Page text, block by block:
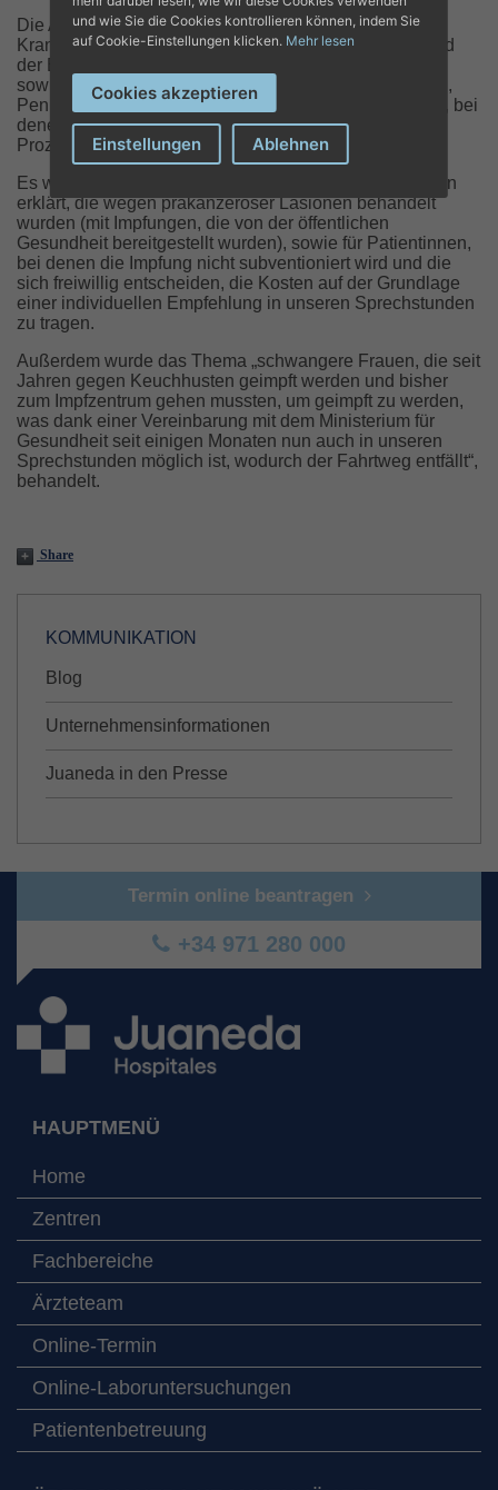
Die Aktualisierungsveranstaltung, die im Juaneda
Krankenhaus stattfand, „erklärte alles, was mit HPV und
der Entwicklung von Gebärmutterhalskrebs zu tun hat,
sowie andere Arten von Läsionen (anal, oropharyngeal,
Peniskrebs und Recurrent Respiratory Papillomatosis), bei
denen das humane Papillomavirus in einem hohen
Prozentsatz der Fälle ebenfalls die Ursache ist.“
Es wurde auch der Impfkreislauf bei Juaneda für Frauen
erklärt, die wegen präkanzeröser Läsionen behandelt
wurden (mit Impfungen, die von der öffentlichen
Gesundheit bereitgestellt wurden), sowie für Patientinnen,
bei denen die Impfung nicht subventioniert wird und die
sich freiwillig entscheiden, die Kosten auf der Grundlage
einer individuellen Empfehlung in unseren Sprechstunden
zu tragen.
Außerdem wurde das Thema „schwangere Frauen, die seit
Jahren gegen Keuchhusten geimpft werden und bisher
zum Impfzentrum gehen mussten, um geimpft zu werden,
was dank einer Vereinbarung mit dem Ministerium für
Gesundheit seit einigen Monaten nun auch in unseren
Sprechstunden möglich ist, wodurch der Fahrtweg entfällt“,
behandelt.
Share
KOMMUNIKATION
Blog
Unternehmensinformationen
Juaneda in den Presse
Termin online beantragen
+34 971 280 000
HAUPTMENÜ
Home
Zentren
Fachbereiche
Ärzteteam
Online-Termin
Online-Laboruntersuchungen
Patientenbetreuung
und wie Sie die Cookies kontrollieren können, indem Sie
auf Cookie-Einstellungen klicken. Mehr lesen
Cookies akzeptieren
Einstellungen Ablehnen